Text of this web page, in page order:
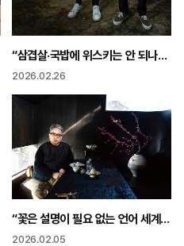
“삼겹살·국밥에 위스키는 안 되나요?” 한국의 맛 입힌 K-위스키의 도전
2026.02.26
“꽃은 설명이 필요 없는 언어 세계인이 즐기는 예술로”
2026.02.05